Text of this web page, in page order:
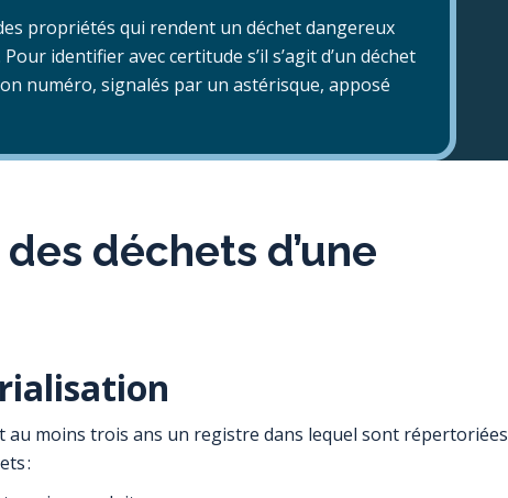
propriétés qui rendent un déchet dangereux
identifier avec certitude s’il s’agit d’un déchet
numéro, signalés par un astérisque, apposé
déchets d’une
moins trois ans un registre dans lequel sont répertoriées
: